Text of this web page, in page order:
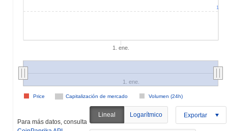
1. ene.
Capitalización de mercado Volumen (24h)
Price
1. ene.
1
Para más datos, consulta
Lineal Logarítmico Exportar